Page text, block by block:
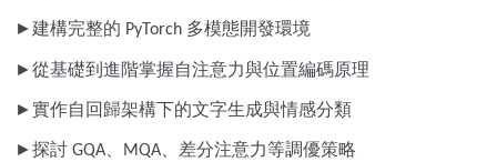
►建構完整的 PyTorch 多模態開發環境
►從基礎到進階掌握自注意力與位置編碼原理
►實作自回歸架構下的文字生成與情感分類
►探討 GQA MQA 、差分注意力等調優策略